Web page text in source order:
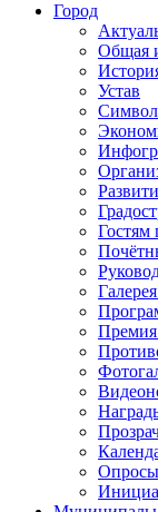
Город
Общая
Устав
Гостям
Премия
Опросы